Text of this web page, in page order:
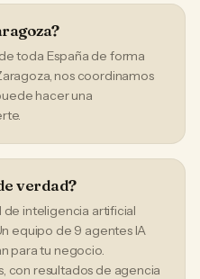
toda España de forma
nos coordinamos
hacer una
verdad?
de inteligencia artificial
equipo de 9 agentes IA
para tu negocio.
con resultados de agencia